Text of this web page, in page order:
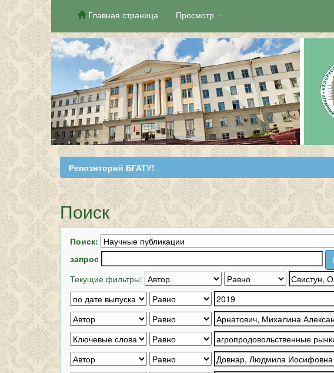
Skip
navigation
Главная страница Просмотр
Репозиторий БГАТУ!
Поиск
Поиск:
запрос
Текущие фильтры: